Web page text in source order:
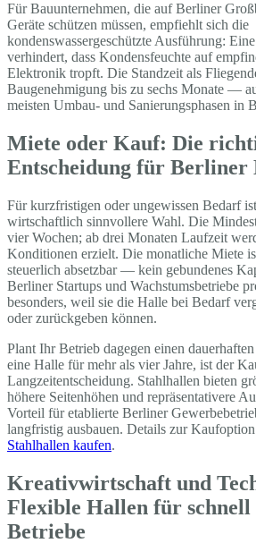
Für Bauunternehmen, die auf Berliner
Geräte schützen müssen, empfiehlt sich die
kondenswassergeschützte Ausführung:
verhindert, dass Kondensfeuchte auf
Elektronik tropft. Die Standzeit als
Baugenehmigung bis zu sechs Monate —
meisten Umbau- und Sanierungsphasen in
Miete oder Kauf: Die
Entscheidung für Berliner
Für kurzfristigen oder ungewissen Bedarf
wirtschaftlich sinnvollere Wahl. Die
vier Wochen; ab drei Monaten Laufzeit
Konditionen erzielt. Die monatliche Miete
steuerlich absetzbar — kein gebundenes
Berliner Startups und Wachstumsbetriebe
besonders, weil sie die Halle bei Bedarf
oder zurückgeben können.
Plant Ihr Betrieb dagegen einen
eine Halle für mehr als vier Jahre, ist der
Langzeitentscheidung. Stahlhallen bieten
höhere Seitenhöhen und repräsentativere
Vorteil für etablierte Berliner
langfristig ausbauen. Details zur
Stahlhallen kaufen.
Kreativwirtschaft und
Flexible Hallen für schnell
Betriebe